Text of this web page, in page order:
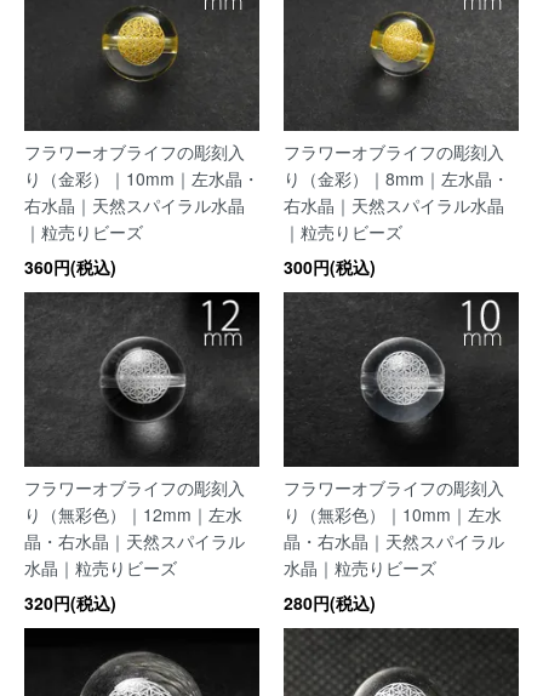
フラワーオブライフの彫刻入
り（金彩）｜10mm｜左水晶・
右水晶｜天然スパイラル水晶
｜粒売りビーズ
360円(税込)
フラワーオブライフの彫刻入
り（金彩）｜8mm｜左水晶・
右水晶｜天然スパイラル水晶
｜粒売りビーズ
300円(税込)
フラワーオブライフの彫刻入
り（無彩色）｜12mm｜左水
晶・右水晶｜天然スパイラル
水晶｜粒売りビーズ
320円(税込)
フラワーオブライフの彫刻入
り（無彩色）｜10mm｜左水
晶・右水晶｜天然スパイラル
水晶｜粒売りビーズ
280円(税込)